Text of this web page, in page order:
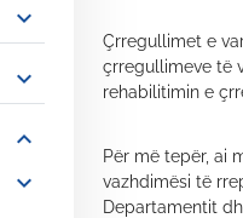
expand_more
expand_more
expand_more
expand_more
Çrregullimet e
çrregullimeve të
rehabilitimin e
Për më tepër, ai
vazhdimësi të
Departamentit